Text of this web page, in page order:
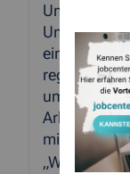
einen
reguläre
mindestens
„Wir